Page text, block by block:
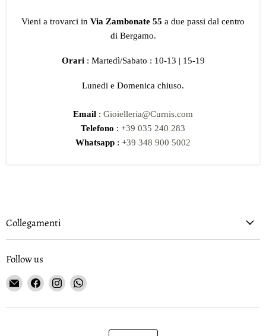
Vieni a trovarci in Via Zambonate 55 a due passi dal centro
di Bergamo.
Orari : Martedì/Sabato : 10-13 | 15-19
Lunedi e Domenica chiuso.
Email : Gioielleria@Curnis.com
Telefono : +39 035 240 283
Whatsapp : +39 348 900 5002
Collegamenti
Follow us
Email
Gioielleria
Curnis
Find
on
Find
on
Find
on